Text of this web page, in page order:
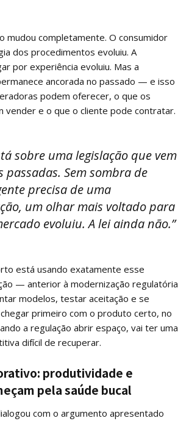
mudou completamente. O consumidor
dos procedimentos evoluiu. A
por experiência evoluiu. Mas a
ancorada no passado — e isso
podem oferecer, o que os
vender e o que o cliente pode contratar.
sobre uma legislação que vem
passadas. Sem sombra de
precisa de uma
um olhar mais voltado para
evoluiu. A lei ainda não.”
está usando exatamente esse
— anterior à modernização regulatória
modelos, testar aceitação e se
primeiro com o produto certo, no
a regulação abrir espaço, vai ter uma
difícil de recuperar.
produtividade e
pela saúde bucal
com o argumento apresentado